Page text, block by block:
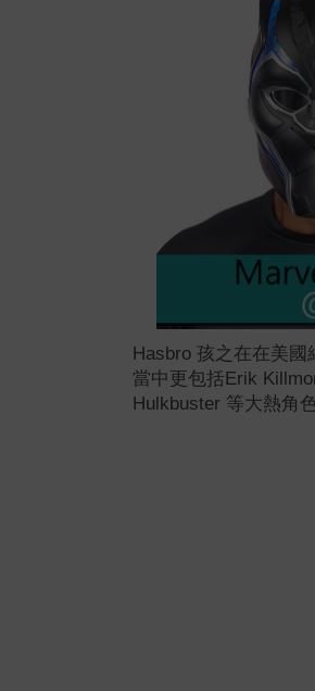
Hasbro 孩之在在美國
當中更包括Erik
Hulkbuster 等大熱角